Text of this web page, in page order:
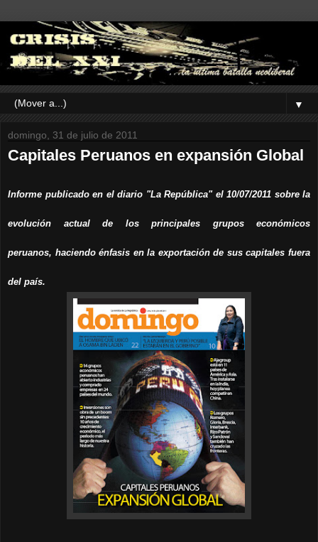
▼
domingo, 31 de julio de 2011
Capitales Peruanos en expansión Global
Informe publicado en el diario "La República" el 10/07/2011 sobre la
evolución actual de los principales grupos económicos
peruanos, haciendo énfasis en la exportación de sus capitales fuera
del país.